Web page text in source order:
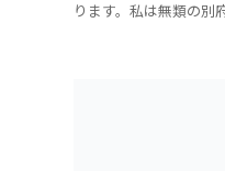
ります。私は無類の別